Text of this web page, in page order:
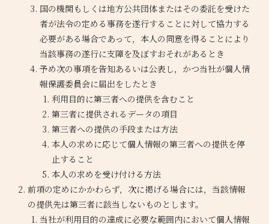
国の機関もしくは地方公共団体またはその委託を受けた
者が法令の定める事務を遂行することに対して協力する
必要がある場合であって，本人の同意を得ることにより
当該事務の遂行に支障を及ぼすおそれがあるとき
予め次の事項を告知あるいは公表し，かつ当社が個人情
報保護委員会に届出をしたとき
利用目的に第三者への提供を含むこと
第三者に提供されるデータの項目
第三者への提供の手段または方法
本人の求めに応じて個人情報の第三者への提供を停
止すること
本人の求めを受け付ける方法
前項の定めにかかわらず，次に掲げる場合には，当該情報
の提供先は第三者に該当しないものとします。
当社が利用目的の達成に必要な範囲内において個人情報